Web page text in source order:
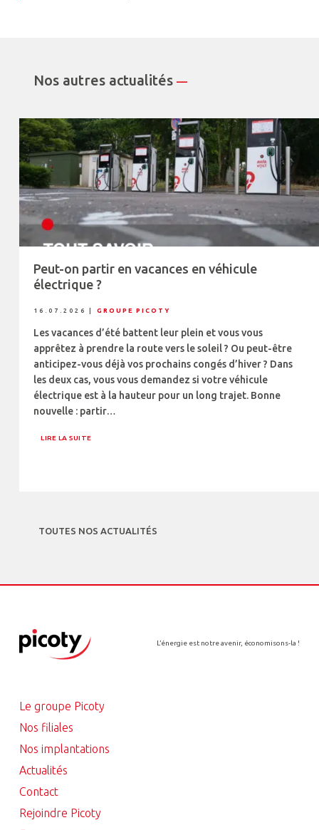
Nos autres actualités—
Peut-on partir en vacances en véhicule
électrique ?
16.07.2026 GROUPE PICOTY
Les vacances d’été battent leur plein et vous vous
apprêtez à prendre la route vers le soleil ? Ou peut-être
anticipez-vous déjà vos prochains congés d’hiver ? Dans
les deux cas, vous vous demandez si votre véhicule
électrique est à la hauteur pour un long trajet. Bonne
nouvelle : partir…
LIRE LA SUITE
TOUTES NOS ACTUALITÉS
L’énergie est notre avenir, économisons-la !
Le groupe Picoty
Nos filiales
Nos implantations
Actualités
Contact
Rejoindre Picoty